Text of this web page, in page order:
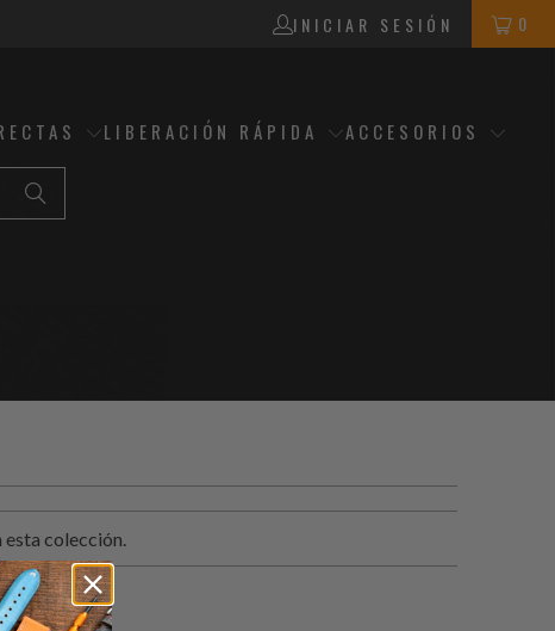
INICIAR SESIÓN 0
LIBERACIÓN RÁPIDA ACCESORIOS
colección.